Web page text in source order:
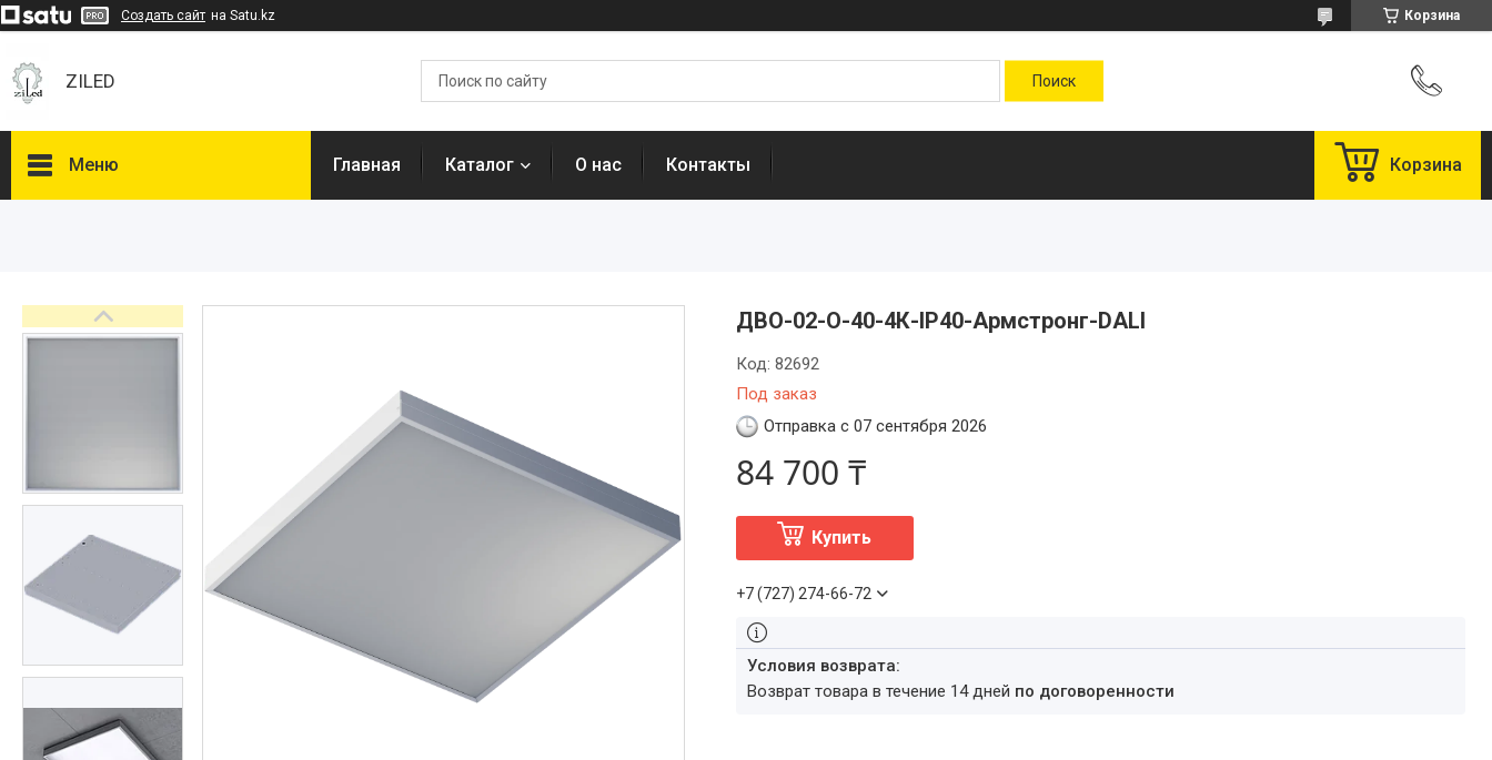
Создать сайт на Satu.kz Корзина
ZILED
Меню
ФАРЛАЙТ
Отзывы
Главная Каталог О нас Контакты Корзина
ДВО-02-О-40-4К-IP40-Армстронг-DALI
Под заказ
Код: 82692
Отправка с 07 сентября 2026
84 700 ₸
Купить
+7 (727) 274-66-72
возврат товара в течение 14 дней по договоренности